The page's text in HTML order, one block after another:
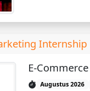
E-
Augustus 2026